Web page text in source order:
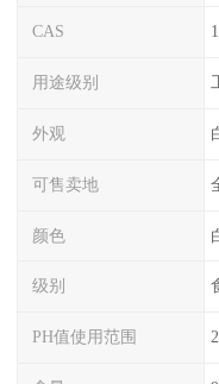
CAS
用途级别
外观
可售卖地
颜色
级别
PH值使用范围